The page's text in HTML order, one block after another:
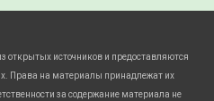
открытых источников и предоставляются
Права на материалы принадлежат их
за содержание материала не